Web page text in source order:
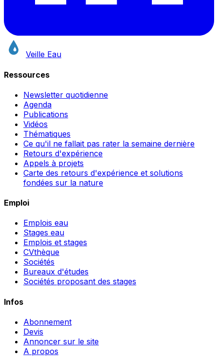
Veille Eau
Ressources
Newsletter quotidienne
Agenda
Publications
Vidéos
Thématiques
Ce qu'il ne fallait pas rater la semaine dernière
Retours d'expérience
Appels à projets
Carte des retours d'expérience et solutions
fondées sur la nature
Emploi
Emplois eau
Stages eau
Emplois et stages
CVthèque
Sociétés
Bureaux d'études
Sociétés proposant des stages
Infos
Abonnement
Devis
Annoncer sur le site
A propos